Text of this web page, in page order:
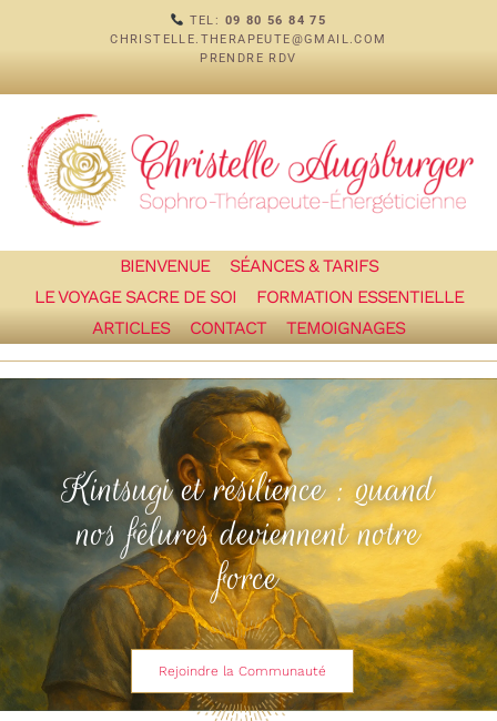
TEL: 09 80 56 84 75
CHRISTELLE.THERAPEUTE@GMAIL.COM
PRENDRE RDV
BIENVENUE
SÉANCES & TARIFS
LE VOYAGE SACRE DE SOI
FORMATION ESSENTIELLE
ARTICLES
CONTACT TEMOIGNAGES
Kintsugi et résilience : quand
nos fêlures deviennent notre
force
Rejoindre la Communauté